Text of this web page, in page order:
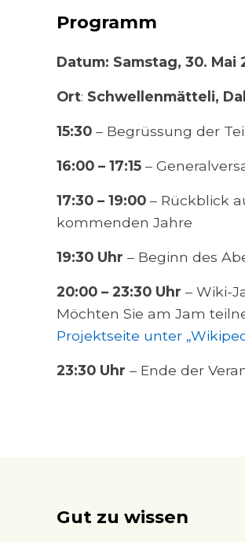
Programm
Datum: Samstag, 30. Mai
Ort: Schwellenmätteli,
15:30 – Begrüssung der
16:00 – 17:15 –
17:30 – 19:00 – Rückblick
kommenden Jahre
19:30 Uhr – Beginn des
20:00 – 23:30 Uhr – Wiki-
Möchten Sie am Jam
Projektseite unter
23:30 Uhr – Ende der
Gut zu wissen